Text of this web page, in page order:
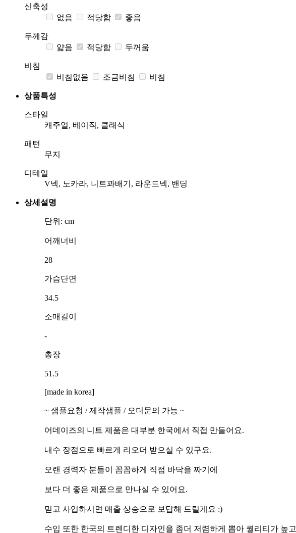
신축성
없음
적당함 좋음
두께감
얇음
적당함 두꺼움
비침
비침없음
조금비침 비침
상품특성
스타일
캐주얼, 베이직, 클래식
패턴
무지
디테일
V넥, 노카라, 니트꽈배기, 라운드넥, 밴딩
상세설명
단위: cm
어깨너비
28
가슴단면
34.5
소매길이
-
총장
51.5
[made in korea]
~ 샘플요청 / 제작샘플 / 오더문의 가능 ~
어데이즈의 니트 제품은 대부분 한국에서 직접 만들어요.
내수 장점으로 빠르게 리오더 받으실 수 있구요.
오랜 경력자 분들이 꼼꼼하게 직접 바닥을 짜기에
보다 더 좋은 제품으로 만나실 수 있어요.
믿고 사입하시면 매출 상승으로 보답해 드릴게요 :)
수입 또한 한국의 트렌디한 디자인을 좀더 저렴하게 뽑아 퀄리티가 높고